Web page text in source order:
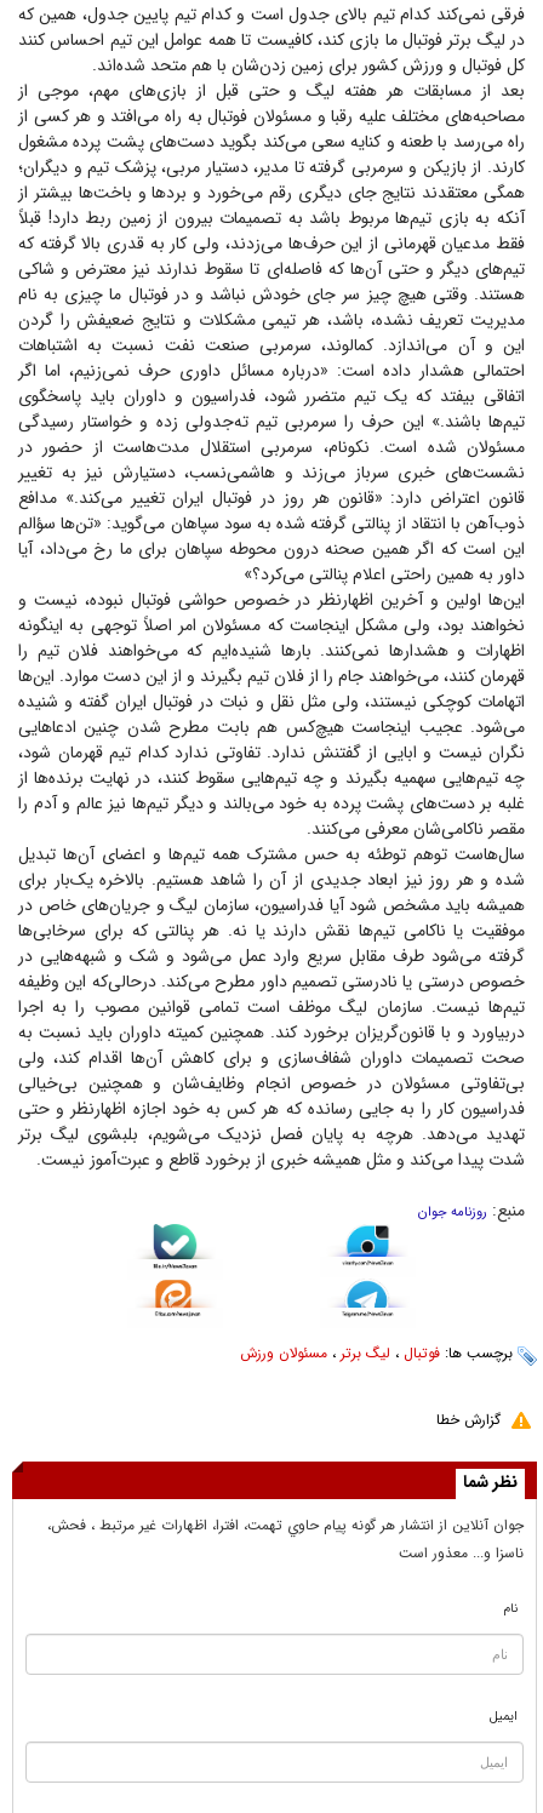
فرقی نمی‌کند کدام تیم بالای جدول است و کدام تیم پایین جدول، همین که
در لیگ برتر فوتبال ما بازی کند، کافیست تا همه عوامل این تیم احساس کنند
کل فوتبال و ورزش کشور برای زمین زدن‌شان با هم متحد شده‌اند.
بعد از مسابقات هر هفته لیگ و حتی قبل از بازی‌های مهم، موجی از
مصاحبه‌های مختلف علیه رقبا و مسئولان فوتبال به راه می‌افتد و هر کسی از
راه می‌رسد با طعنه و کنایه سعی می‌کند بگوید دست‌های پشت پرده مشغول
کارند. از بازیکن و سرمربی گرفته تا مدیر، دستیار مربی، پزشک تیم و دیگران؛
همگی معتقدند نتایج جای دیگری رقم می‌خورد و برد‌ها و باخت‌ها بیشتر از
آنکه به بازی تیم‌ها مربوط باشد به تصمیمات بیرون از زمین ربط دارد! قبلاً
فقط مدعیان قهرمانی از این حرف‌ها می‌زدند، ولی کار به قدری بالا گرفته که
تیم‌های دیگر و حتی آن‌ها که فاصله‌ای تا سقوط ندارند نیز معترض و شاکی
هستند. وقتی هیچ چیز سر جای خودش نباشد و در فوتبال ما چیزی به نام
مدیریت تعریف نشده، باشد، هر تیمی مشکلات و نتایج ضعیفش را گردن
این و آن می‌اندازد. کمالوند، سرمربی صنعت نفت نسبت به اشتباهات
احتمالی هشدار داده است: «درباره مسائل داوری حرف نمی‌زنیم، اما اگر
اتفاقی بیفتد که یک تیم متضرر شود، فدراسیون و داوران باید پاسخگوی
تیم‌ها باشند.» این حرف را سرمربی تیم ته‌جدولی زده و خواستار رسیدگی
مسئولان شده است. نکونام، سرمربی استقلال مدت‌هاست از حضور در
نشست‌های خبری سرباز می‌زند و هاشمی‌نسب، دستیارش نیز به تغییر
قانون اعتراض دارد: «قانون هر روز در فوتبال ایران تغییر می‌کند.» مدافع
ذوب‌آهن با انتقاد از پنالتی گرفته شده به سود سپاهان می‌گوید: «تن‌ها سؤالم
این است که اگر همین صحنه درون محوطه سپاهان برای ما رخ می‌داد، آیا
داور به همین راحتی اعلام پنالتی می‌کرد؟»
این‌ها اولین و آخرین اظهارنظر در خصوص حواشی فوتبال نبوده، نیست و
نخواهند بود، ولی مشکل اینجاست که مسئولان امر اصلاً توجهی به اینگونه
اظهارات و هشدار‌ها نمی‌کنند. بار‌ها شنیده‌ایم که می‌خواهند فلان تیم را
قهرمان کنند، می‌خواهند جام را از فلان تیم بگیرند و از این دست موارد. این‌ها
اتهامات کوچکی نیستند، ولی مثل نقل و نبات در فوتبال ایران گفته و شنیده
می‌شود. عجیب اینجاست هیچ‌کس هم بابت مطرح شدن چنین ادعا‌هایی
نگران نیست و ابایی از گفتنش ندارد. تفاوتی ندارد کدام تیم قهرمان شود،
چه تیم‌هایی سهمیه بگیرند و چه تیم‌هایی سقوط کنند، در نهایت برنده‌ها از
غلبه بر دست‌های پشت پرده به خود می‌بالند و دیگر تیم‌ها نیز عالم و آدم را
مقصر ناکامی‌شان معرفی می‌کنند.
سال‌هاست توهم توطئه به حس مشترک همه تیم‌ها و اعضای آن‌ها تبدیل
شده و هر روز نیز ابعاد جدیدی از آن را شاهد هستیم. بالاخره یک‌بار برای
همیشه باید مشخص شود آیا فدراسیون، سازمان لیگ و جریان‌های خاص در
موفقیت یا ناکامی تیم‌ها نقش دارند یا نه. هر پنالتی که برای سرخابی‌ها
گرفته می‌شود طرف مقابل سریع وارد عمل می‌شود و شک و شبهه‌هایی در
خصوص درستی یا نادرستی تصمیم داور مطرح می‌کند. درحالی‌که این وظیفه
تیم‌ها نیست. سازمان لیگ موظف است تمامی قوانین مصوب را به اجرا
دربیاورد و با قانون‌گریزان برخورد کند. همچنین کمیته داوران باید نسبت به
صحت تصمیمات داوران شفاف‌سازی و برای کاهش آن‌ها اقدام کند، ولی
بی‌تفاوتی مسئولان در خصوص انجام وظایف‌شان و همچنین بی‌خیالی
فدراسیون کار را به جایی رسانده که هر کس به خود اجازه اظهارنظر و حتی
تهدید می‌دهد. هرچه به پایان فصل نزدیک می‌شویم، بلبشوی لیگ برتر
شدت پیدا می‌کند و مثل همیشه خبری از برخورد قاطع و عبرت‌آموز نیست.
منبع: روزنامه جوان
برچسب ها: فوتبال ، لیگ برتر ، مسئولان ورزش
گزارش خطا
نظر شما
جوان آنلاين از انتشار هر گونه پيام حاوي تهمت، افترا، اظهارات غير مرتبط ، فحش،
ناسزا و... معذور است
نام
ایمیل